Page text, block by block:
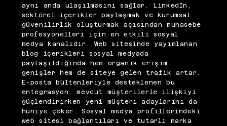
aynı anda ulaşılmasını sağlar. LinkedIn,
sektörel içerikler paylaşmak ve kurumsal
güvenilirlik oluşturmak açısından muhasebe
profesyonelleri için en etkili sosyal
medya kanalıdır. Web sitesinde yayımlanan
blog içerikleri sosyal medyada
paylaşıldığında hem organik erişim
genişler hem de siteye gelen trafik artar.
E-posta bültenleriyle desteklenen bu
entegrasyon, mevcut müşterilerle ilişkiyi
güçlendirirken yeni müşteri adaylarını da
huniye çeker. Sosyal medya profillerindeki
web sitesi bağlantıları ve tutarlı marka